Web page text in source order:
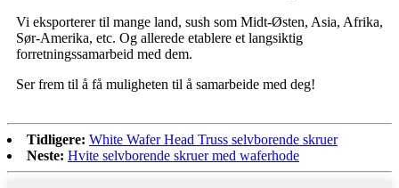
Vi eksporterer til mange land, sush som Midt-Østen, Asia, Afrika,
Sør-Amerika, etc. Og allerede etablere et langsiktig
forretningssamarbeid med dem.
Ser frem til å få muligheten til å samarbeide med deg!
Tidligere: White Wafer Head Truss selvborende skruer
Neste: Hvite selvborende skruer med waferhode